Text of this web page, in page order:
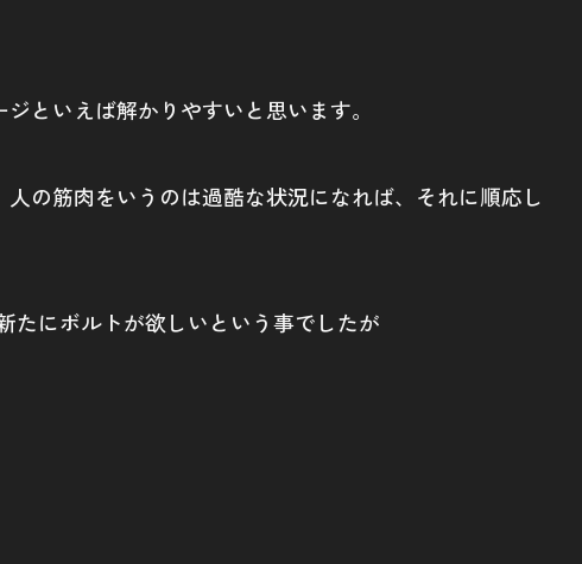
といえば解かりやすいと思います。
の筋肉をいうのは過酷な状況になれば、それに順応し
たにボルトが欲しいという事でしたが